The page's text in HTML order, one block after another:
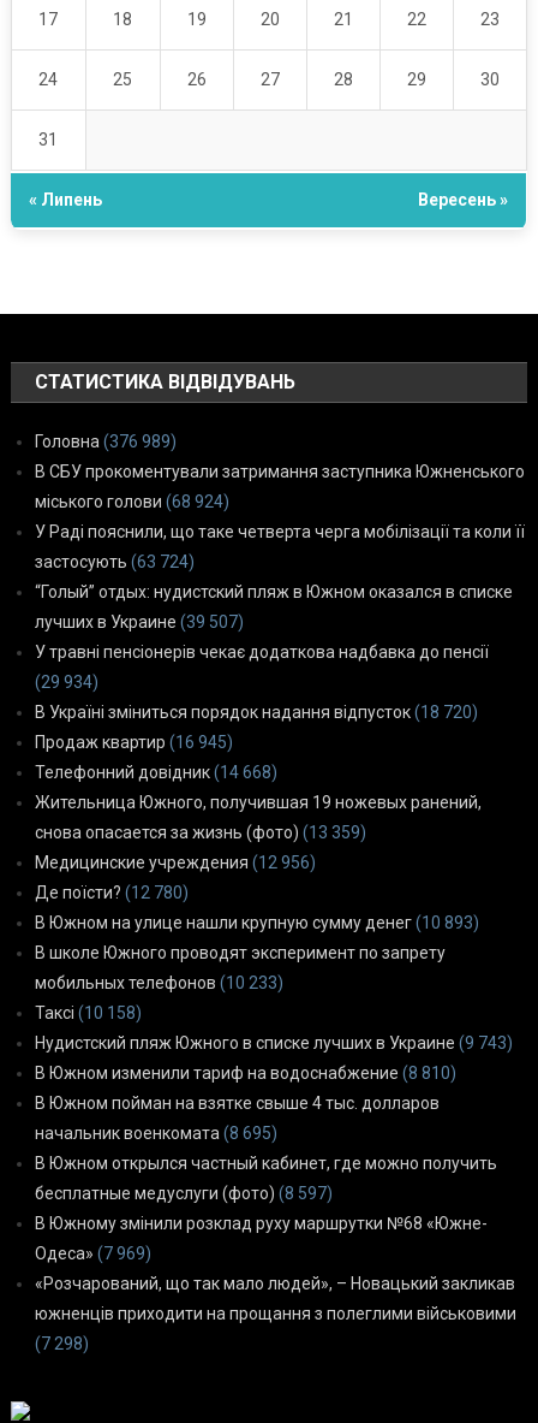
17 18 19 20 21 22 23
24 25 26 27 28 29 30
31
« Липень Вересень »
СТАТИСТИКА ВІДВІДУВАНЬ
Головна (376 989)
В СБУ прокоментували затримання заступника Южненського
міського голови (68 924)
У Раді пояснили, що таке четверта черга мобілізації та коли її
застосують (63 724)
“Голый” отдых: нудистский пляж в Южном оказался в списке
лучших в Украине (39 507)
У травні пенсіонерів чекає додаткова надбавка до пенсії
(29 934)
В Україні зміниться порядок надання відпусток(18 720)
Продаж квартир (16 945)
Телефонний довідник(14 668)
Жительница Южного, получившая 19 ножевых ранений,
снова опасается за жизнь (фото) (13 359)
Медицинские учреждения (12 956)
Де поїсти? (12 780)
В Южном на улице нашли крупную сумму денег(10 893)
В школе Южного проводят эксперимент по запрету
мобильных телефонов (10 233)
Таксі (10 158)
Нудистский пляж Южного в списке лучших в Украине (9 743)
В Южном изменили тариф на водоснабжение (8 810)
В Южном пойман на взятке свыше 4 тыс. долларов
начальник военкомата (8 695)
В Южном открылся частный кабинет, где можно получить
бесплатные медуслуги (фото) (8 597)
В Южному змінили розклад руху маршрутки №68 «Южне-
Одеса» (7 969)
«Розчарований, що так мало людей», – Новацький закликав
южненців приходити на прощання з полеглими військовими
(7 298)